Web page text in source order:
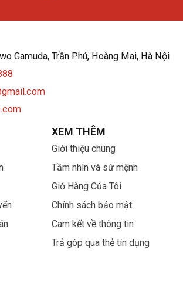
Gamuda, Trần Phú, Hoàng Mai, Hà Nội
XEM THÊM
Giới thiệu chung
Tầm nhìn và sứ mệnh
Giỏ Hàng Của Tôi
Chính sách bảo mật
Cam kết về thông tin
Trả góp qua thẻ tín dụng